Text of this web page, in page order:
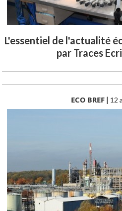
L'essentiel de l'actualité
par Traces
ECO BREF| 12